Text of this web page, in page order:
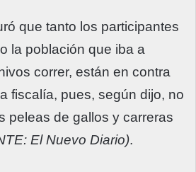
que tanto los participantes
la población que iba a
correr, están en contra
fiscalía, pues, según dijo, no
peleas de gallos y carreras
El Nuevo Diario).